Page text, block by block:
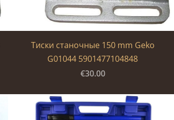
Тиски станочные 150 mm Geko
G01044 5901477104848
€30.00